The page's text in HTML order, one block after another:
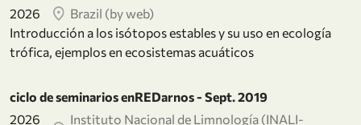
2026
Brazil (by web)
Introducción a los isótopos estables y su uso en ecología
trófica, ejemplos en ecosistemas acuáticos
ciclo de seminarios enREDarnos - Sept. 2019
2026
Instituto Nacional de Limnología (INALI-